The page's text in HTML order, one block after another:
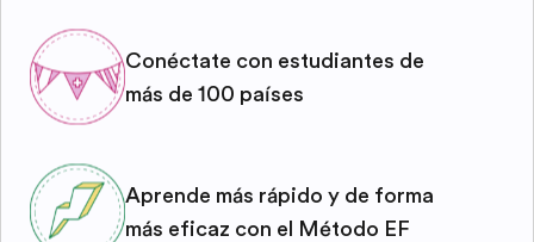
Conéctate con estudiantes de
más de 100 países
Aprende más rápido y de forma
más eficaz con el Método EF